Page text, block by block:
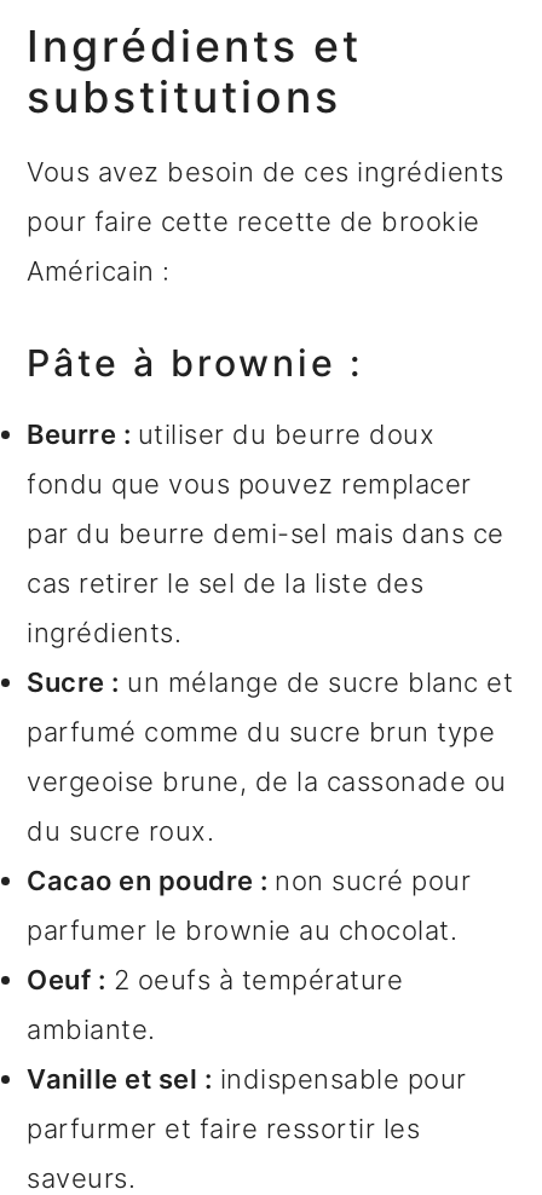
Ingrédients et
substitutions
Vous avez besoin de ces ingrédients
pour faire cette recette de brookie
Américain :
Pâte à brownie :
Beurre : utiliser du beurre doux
fondu que vous pouvez remplacer
par du beurre demi-sel mais dans ce
cas retirer le sel de la liste des
ingrédients.
Sucre : un mélange de sucre blanc et
parfumé comme du sucre brun type
vergeoise brune, de la cassonade ou
du sucre roux.
Cacao en poudre : non sucré pour
parfumer le brownie au chocolat.
Oeuf : 2 oeufs à température
ambiante.
Vanille et sel : indispensable pour
parfurmer et faire ressortir les
saveurs.